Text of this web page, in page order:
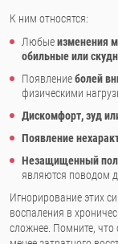
К ним относятся:
Любыеизменения
обильные или
Появлениеболей
физическими
Дискомфорт, зуд
Появление
Незащищенный
являются поводом
Игнорирование этих
воспаления в
сложнее. Помните, что